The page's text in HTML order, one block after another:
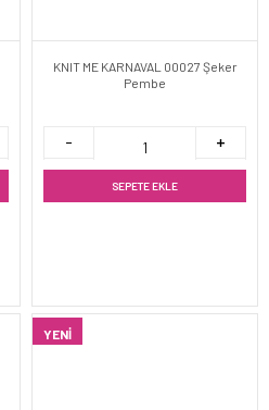
KNIT ME KARNAVAL 00027 Şeker
Pembe
SEPETE EKLE
YENI